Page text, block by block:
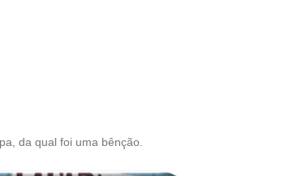
da qual foi uma bênção.